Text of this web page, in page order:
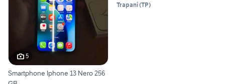
5
Smartphone Iphone 13 Nero 256
Trapani(TP)